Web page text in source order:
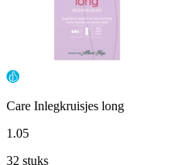
Care Inlegkruisjes long
1 .05
32 stuks